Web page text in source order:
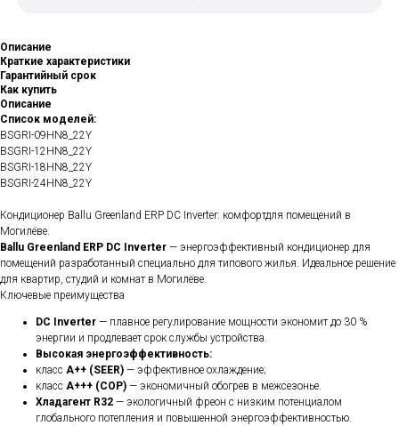
Описание
Краткие характеристики
Гарантийный срок
Как купить
Описание
Список моделей:
BSGRI-09HN8_22Y
BSGRI-12HN8_22Y
BSGRI-18HN8_22Y
BSGRI-24HN8_22Y
Кондиционер Ballu Greenland ERP DC Inverter: комфортдля помещений в
Могилёве.
Ballu Greenland ERP DC Inverter — энергоэффективный кондиционер для
помещений разработанный специально для типового жилья. Идеальное решение
для квартир, студий и комнат в Могилёве.
Ключевые преимущества
DC Inverter — плавное регулирование мощности экономит до 30 %
энергии и продлевает срок службы устройства.
Высокая энергоэффективность:
класс A++ (SEER) — эффективное охлаждение;
класс A+++ (COP) — экономичный обогрев в межсезонье.
Хладагент R32 — экологичный фреон с низким потенциалом
глобального потепления и повышенной энергоэффективностью.